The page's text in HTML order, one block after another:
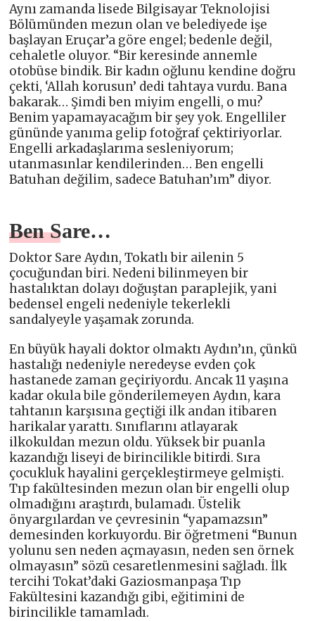
Aynı zamanda lisede Bilgisayar Teknolojisi
Bölümünden mezun olan ve belediyede işe
başlayan Eruçar’a göre engel; bedenle değil,
cehaletle oluyor. “Bir keresinde annemle
otobüse bindik. Bir kadın oğlunu kendine doğru
çekti, ‘Allah korusun’ dedi tahtaya vurdu. Bana
bakarak… Şimdi ben miyim engelli, o mu?
Benim yapamayacağım bir şey yok. Engelliler
gününde yanıma gelip fotoğraf çektiriyorlar.
Engelli arkadaşlarıma sesleniyorum;
utanmasınlar kendilerinden… Ben engelli
Batuhan değilim, sadece Batuhan’ım” diyor.
Ben Sare…
Doktor Sare Aydın, Tokatlı bir ailenin 5
çocuğundan biri. Nedeni bilinmeyen bir
hastalıktan dolayı doğuştan paraplejik, yani
bedensel engeli nedeniyle tekerlekli
sandalyeyle yaşamak zorunda.
En büyük hayali doktor olmaktı Aydın’ın, çünkü
hastalığı nedeniyle neredeyse evden çok
hastanede zaman geçiriyordu. Ancak 11 yaşına
kadar okula bile gönderilemeyen Aydın, kara
tahtanın karşısına geçtiği ilk andan itibaren
harikalar yarattı. Sınıflarını atlayarak
ilkokuldan mezun oldu. Yüksek bir puanla
kazandığı liseyi de birincilikle bitirdi. Sıra
çocukluk hayalini gerçekleştirmeye gelmişti.
Tıp fakültesinden mezun olan bir engelli olup
olmadığını araştırdı, bulamadı. Üstelik
önyargılardan ve çevresinin “yapamazsın”
demesinden korkuyordu. Bir öğretmeni “Bunun
yolunu sen neden açmayasın, neden sen örnek
olmayasın” sözü cesaretlenmesini sağladı. İlk
tercihi Tokat’daki Gaziosmanpaşa Tıp
Fakültesini kazandığı gibi, eğitimini de
birincilikle tamamladı.